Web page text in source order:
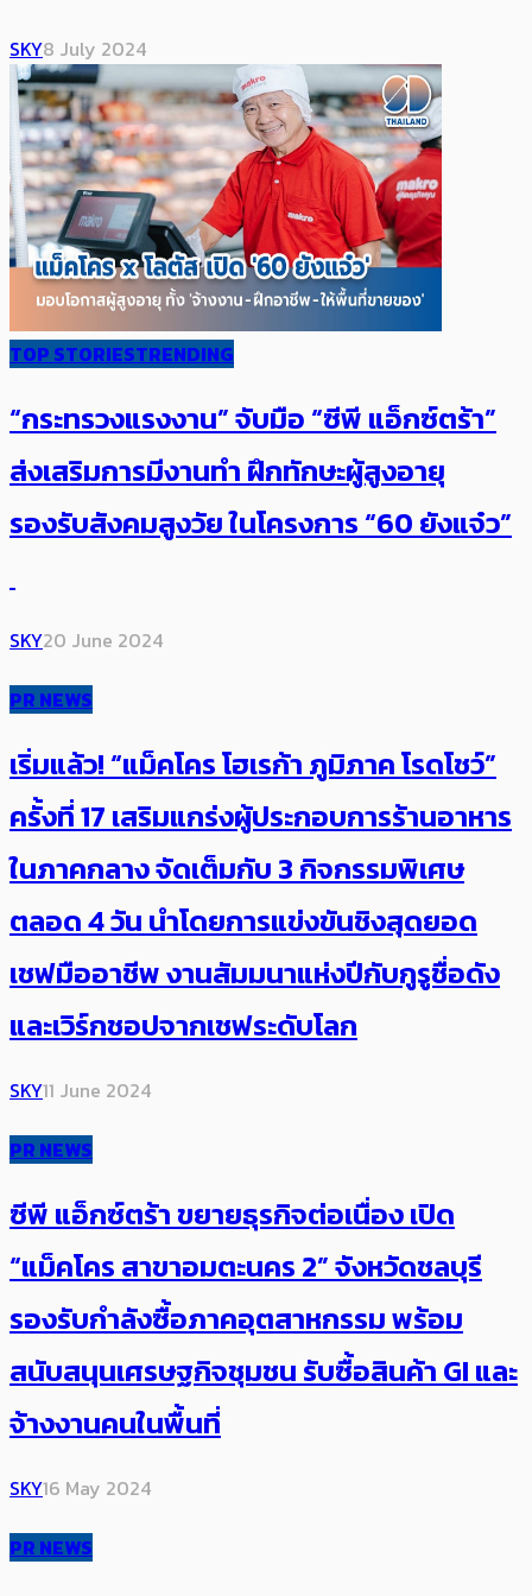
SKY8 July 2024
TOP STORIESTRENDING
“กระทรวงแรงงาน” จับมือ “ซีพี แอ็กซ์ตร้า”
ส่งเสริมการมีงานทำ ฝึกทักษะผู้สูงอายุ
รองรับสังคมสูงวัย ในโครงการ “60 ยังแจ๋ว”
SKY20 June 2024
PR NEWS
เริ่มแล้ว! “แม็คโคร โฮเรก้า ภูมิภาค โรดโชว์”
ครั้งที่ 17 เสริมแกร่งผู้ประกอบการร้านอาหาร
ในภาคกลาง จัดเต็มกับ 3 กิจกรรมพิเศษ
ตลอด 4 วัน นำโดยการแข่งขันชิงสุดยอด
เชฟมืออาชีพ งานสัมมนาแห่งปีกับกูรูชื่อดัง
และเวิร์กชอปจากเชฟระดับโลก
SKY11 June 2024
PR NEWS
ซีพี แอ็กซ์ตร้า ขยายธุรกิจต่อเนื่อง เปิด
“แม็คโคร สาขาอมตะนคร 2” จังหวัดชลบุรี
รองรับกำลังซื้อภาคอุตสาหกรรม พร้อม
สนับสนุนเศรษฐกิจชุมชน รับซื้อสินค้า GI และ
จ้างงานคนในพื้นที่
SKY16 May 2024
PR NEWS